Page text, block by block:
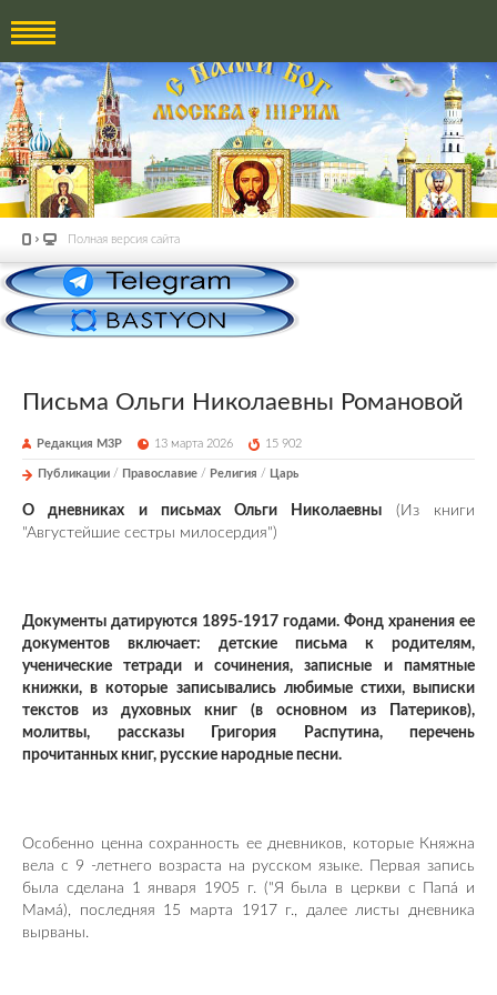
Полная версия сайта
Письма Ольги Николаевны Романовой
Редакция М3Р 13 марта 2026 15 902
Публикации / Православие / Религия / Царь
О дневниках и письмах Ольги Николаевны
(Из книги
"Августейшие сестры милосердия")
Документы датируются 1895-1917 годами. Фонд хранения ее
документов включает: детские письма к родителям,
ученические тетради и сочинения, записные и памятные
книжки, в которые записывались любимые стихи, выписки
текстов из духовных книг (в основном из Патериков),
молитвы, рассказы Григория Распутина, перечень
прочитанных книг, русские народные песни.
Особенно ценна сохранность ее дневников, которые Княжна
вела с 9 -летнего возраста на русском языке. Первая запись
была сделана 1 января 1905 г. ("Я была в церкви с Папá и
Мамá), последняя 15 марта 1917 г., далее листы дневника
вырваны.